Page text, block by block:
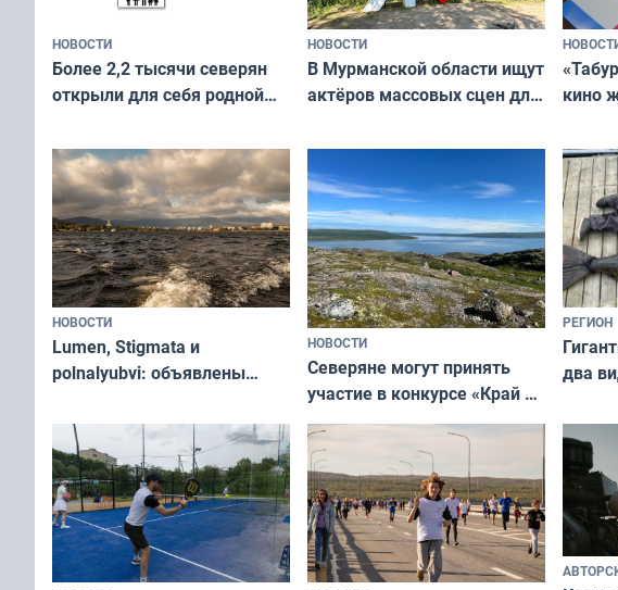
НОВОСТИ
Более 2,2 тысячи северян
открыли для себя родной
«Туризм для своих»
НОВОСТИ
В Мурманской области ищут
актёров массовых сцен для
короткометражном фильме
кино
НОВОСТИ
Lumen, Stigmata и
polnalyubvi: объявлены
«Имандра» в 2026 года
НОВОСТИ
Северяне могут принять
участие в конкурсе «Край у
северной границы: фотогид
по Печенгскому округу»
РЕГИОН
два